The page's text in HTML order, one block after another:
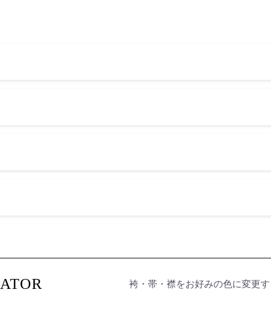
袴・帯・襟をお好みの色に変更